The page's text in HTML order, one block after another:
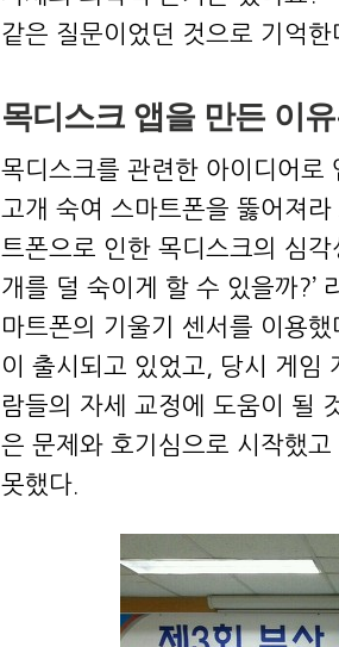
같은 질문이었던 것으로 기억한
목디스크 앱을 만든 이
목디스크를 관련한 아이디어로
고개 숙여 스마트폰을 뚫어져
트폰으로 인한 목디스크의 심
개를 덜 숙이게 할 수 있을까?’
마트폰의 기울기 센서를 이용
이 출시되고 있었고, 당시 게임
람들의 자세 교정에 도움이 될
은 문제와 호기심으로 시작했
못했다.